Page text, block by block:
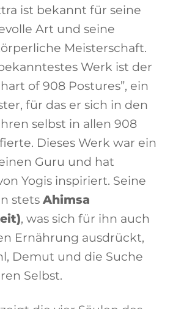
ist bekannt für seine
Art und seine
Meisterschaft.
Werk ist der
of 908 Postures”, ein
für das er sich in den
selbst in allen 908
Dieses Werk war ein
Guru und hat
Yogis inspiriert. Seine
stetsAhimsa
, was sich für ihn auch
Ernährung ausdrückt,
Demut und die Suche
Selbst.